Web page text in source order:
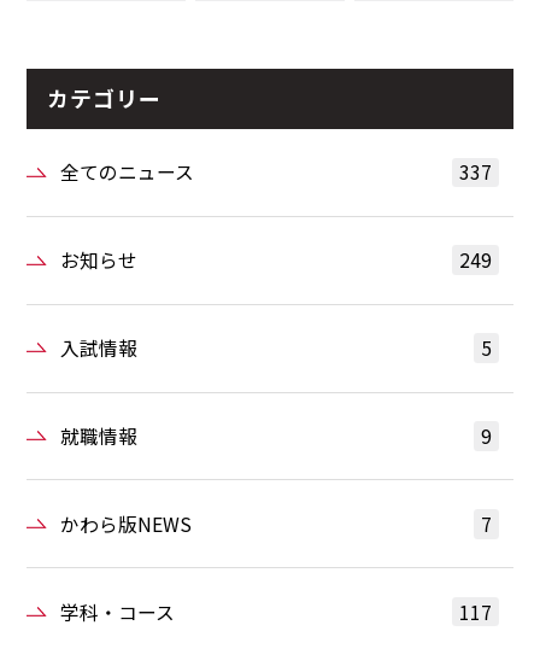
カテゴリー
全てのニュース 337
お知らせ 249
入試情報 5
就職情報 9
かわら版NEWS 7
学科・コース 117